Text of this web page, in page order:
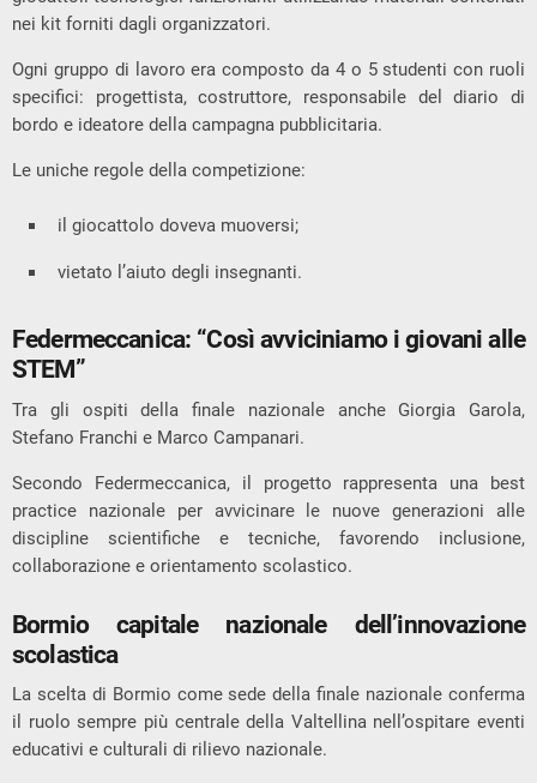
nei kit forniti dagli organizzatori.
Ogni gruppo di lavoro era composto da 4 o 5 studenti con ruoli
specifici: progettista, costruttore, responsabile del diario di
bordo e ideatore della campagna pubblicitaria.
Le uniche regole della competizione:
il giocattolo doveva muoversi;
vietato l’aiuto degli insegnanti.
Federmeccanica: “Così avviciniamo i giovani alle
STEM”
Tra gli ospiti della finale nazionale anche Giorgia Garola,
Stefano Franchi e Marco Campanari.
Secondo Federmeccanica, il progetto rappresenta una best
practice nazionale per avvicinare le nuove generazioni alle
discipline scientifiche e tecniche, favorendo inclusione,
collaborazione e orientamento scolastico.
Bormio capitale nazionale dell’innovazione
scolastica
La scelta di Bormio come sede della finale nazionale conferma
il ruolo sempre più centrale della Valtellina nell’ospitare eventi
educativi e culturali di rilievo nazionale.